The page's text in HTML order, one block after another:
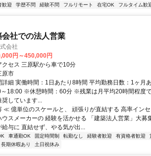
歓迎 学歴不問 経験不問 フルリモート 在宅OK フルタイム歓
会社での法人営業
会社
円～450,000円
クセス 三原駅から車で10分
原市
詳細 実働時間：1日あたり8時間 平均勤務日数：1ヶ月
～18:00 ※休憩時間：60分 ※残業は月平均20時間程度
奨しています...
≪ 億単位のスケールと、 頑張りが直結する 高率イン
ウスメーカーの 経験を活かせる 「建築法人営業」大募
給与に 直結せず、やる気が出...
車通勤OK 固定時間制 転勤なし 経験者歓迎 有資格者歓迎
長期休暇あり 土日祝休み